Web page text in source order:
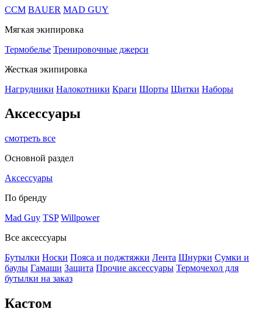
CCM BAUER MAD GUY
Мягкая экипировка
Термобелье Тренировочные джерси
Жесткая экипировка
Нагрудники Налокотники Краги Шорты Щитки Наборы
Аксессуары
смотреть все
Основной раздел
Аксессуары
По бренду
Mad Guy TSP Willpower
Все аксессуары
Бутылки Носки Пояса и поджтяжки Лента Шнурки Сумки и
баулы Гамаши Защита Прочие аксессуары Термочехол для
бутылки на заказ
Кастом